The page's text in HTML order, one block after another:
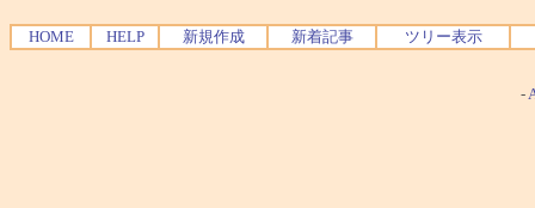
HOME HELP 新規作成 新着記事 ツリー表示
-